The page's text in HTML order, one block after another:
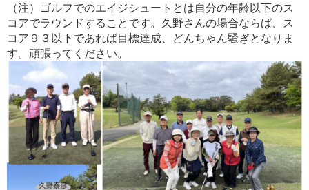
（注）ゴルフでのエイジシュートとは自分の年齢以下のス
コアでラウンドすることです。久野さんの場合ならば、ス
コア９３以下であれば目標達成、どんちゃん騒ぎとなりま
す。頑張ってください。